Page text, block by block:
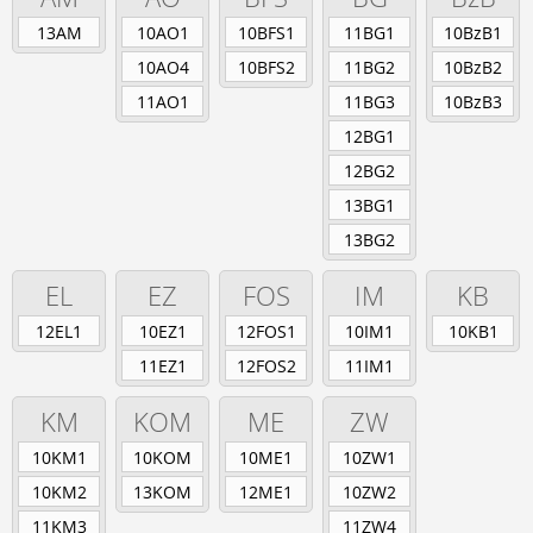
Berufsschule
Anlagenmechaniker/-in
Augenoptiker/-in
Eisenbahner/-in im Betriebsdienst
Fahrradmonteur/-in
Industriemechaniker/-in
Karosserie- und Fahrzeugbaumechaniker/-in
Konstruktionsmechaniker/-in
Kraftfahrzeugmechatroniker/-in
Zweiradmechatroniker/-in
13AM
10AO1
10AO4
11AO1
10BFS1
10BFS2
11BG1
11BG2
11BG3
12BG1
12BG2
13BG1
13BG2
10BzB1
10BzB2
10BzB3
EL
12EL1
EZ
10EZ1
11EZ1
FOS
12FOS1
12FOS2
IM
10IM1
11IM1
KB
10KB1
KM
10KM1
10KM2
11KM3
KOM
10KOM
13KOM
ME
10ME1
12ME1
ZW
10ZW1
10ZW2
11ZW4